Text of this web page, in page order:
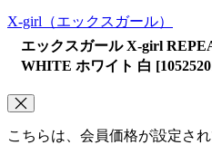
X-girl （エックスガール）
エックスガール X-girl
WHITE ホワイト 白
こちらは、会員価格が設定され